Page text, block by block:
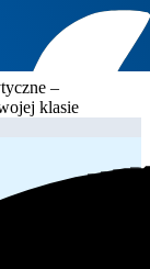
–
klasie